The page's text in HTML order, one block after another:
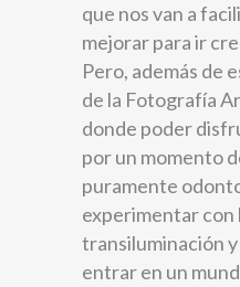
que nos van a
mejorar para ir
Pero, además de
de la Fotografía
donde poder
por un momento
puramente
experimentar con
transiluminación
entrar en un